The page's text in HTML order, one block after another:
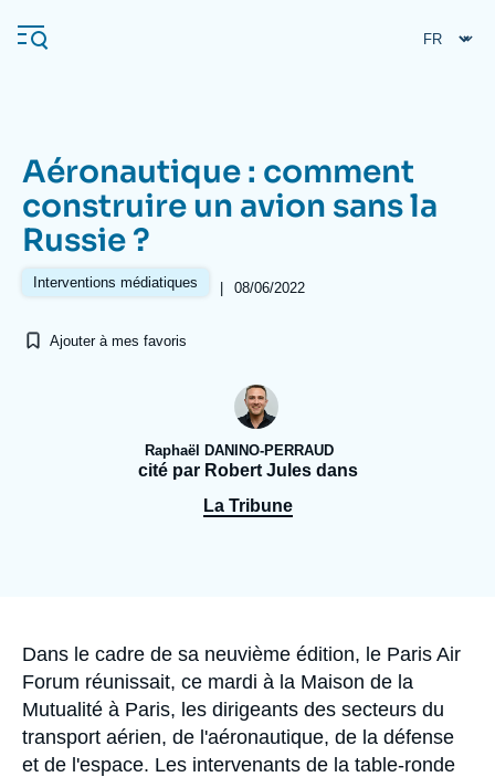
au
contenu
Navigation
principale
L'Ifri
Se connecter
À propos de l'Ifri
Proche-Orient
Aéronautique : comment
construire un avion sans la
Russie ?
Interventions médiatiques | 08/06/2022
Ajouter à mes favoris
Raphaël DANINO-PERRAUD
cité par Robert Jules dans
La Tribune
Accroche
Dans le cadre de sa neuvième édition, le Paris Air
Forum réunissait, ce mardi à la Maison de la
Mutualité à Paris, les dirigeants des secteurs du
transport aérien, de l'aéronautique, de la défense
et de l'espace. Les intervenants de la table-ronde